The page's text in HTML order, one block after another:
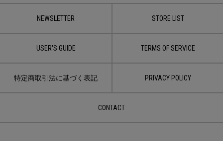
NEWSLETTER STORE LIST
USER'S GUIDE TERMS OF SERVICE
特定商取引法に基づく表記 PRIVACY POLICY
CONTACT